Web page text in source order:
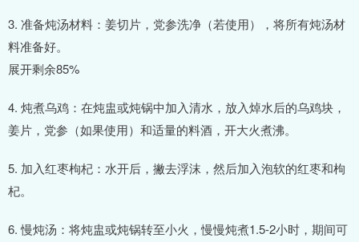
3. 准备炖汤材料：姜切片，党参洗净（若使用），将所有炖汤材
料准备好。
展开剩余85%
4. 炖煮乌鸡：在炖盅或炖锅中加入清水，放入焯水后的乌鸡块，
姜片，党参（如果使用）和适量的料酒，开大火煮沸。
5. 加入红枣枸杞：水开后，撇去浮沫，然后加入泡软的红枣和枸
杞。
6. 慢炖汤：将炖盅或炖锅转至小火，慢慢炖煮1.5-2小时，期间可